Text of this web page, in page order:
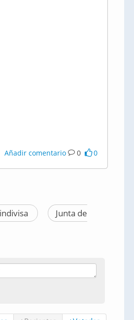
Añadir comentario 0 0
Junta de